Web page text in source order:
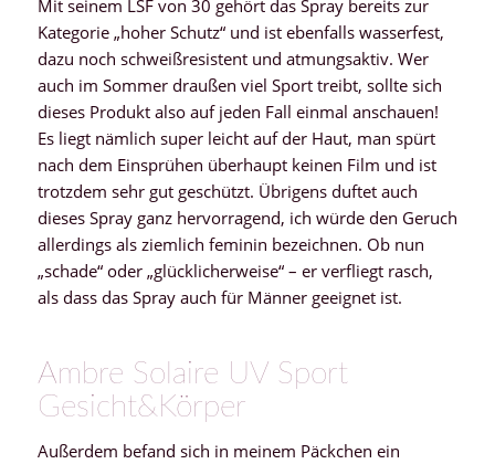
Mit seinem LSF von 30 gehört das Spray bereits zur
Kategorie „hoher Schutz“ und ist ebenfalls wasserfest,
dazu noch schweißresistent und atmungsaktiv. Wer
auch im Sommer draußen viel Sport treibt, sollte sich
dieses Produkt also auf jeden Fall einmal anschauen!
Es liegt nämlich super leicht auf der Haut, man spürt
nach dem Einsprühen überhaupt keinen Film und ist
trotzdem sehr gut geschützt. Übrigens duftet auch
dieses Spray ganz hervorragend, ich würde den Geruch
allerdings als ziemlich feminin bezeichnen. Ob nun
„schade“ oder „glücklicherweise“ – er verfliegt rasch,
als dass das Spray auch für Männer geeignet ist.
Ambre Solaire UV Sport
Gesicht&Körper
Außerdem befand sich in meinem Päckchen ein